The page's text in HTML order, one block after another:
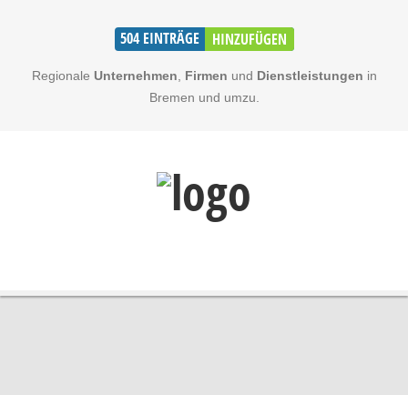
504 EINTRÄGE HINZUFÜGEN
Regionale Unternehmen Firmen und Dienstleistungen in
Bremen und umzu.